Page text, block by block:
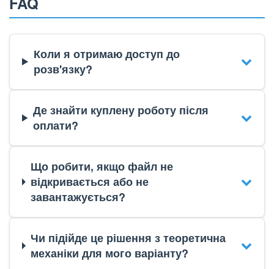
Коли я отримаю доступ до
розв'язку?
Де знайти куплену роботу після
оплати?
Що робити, якщо файл не
відкривається або не
завантажується?
Чи підійде це рішення з теоретична
механіки для мого варіанту?